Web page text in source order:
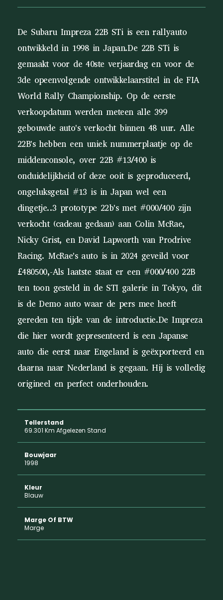
De Subaru Impreza 22B STi is een rallyauto
ontwikkeld in 1998 in Japan.De 22B STi is
gemaakt voor de 40ste verjaardag en voor de
3de opeenvolgende ontwikkelaarstitel in de FIA
World Rally Championship. Op de eerste
verkoopdatum werden meteen alle 399
gebouwde auto's verkocht binnen 48 uur. Alle
22B's hebben een uniek nummerplaatje op de
middenconsole, over 22B #13/400 is
onduidelijkheid of deze ooit is geproduceerd,
ongeluksgetal #13 is in Japan wel een
dingetje..3 prototype 22b's met #000/400 zijn
verkocht (cadeau gedaan) aan Colin McRae,
Nicky Grist, en David Lapworth van Prodrive
Racing. McRae's auto is in 2024 geveild voor
£480500,-Als laatste staat er een #000/400 22B
ten toon gesteld in de STI galerie in Tokyo, dit
is de Demo auto waar de pers mee heeft
gereden ten tijde van de introductie.De Impreza
die hier wordt gepresenteerd is een Japanse
auto die eerst naar Engeland is geëxporteerd en
daarna naar Nederland is gegaan. Hij is volledig
origineel en perfect onderhouden.
Tellerstand
69.301 Km Afgelezen Stand
Bouwjaar
1998
Kleur
Blauw
Marge Of BTW
Marge